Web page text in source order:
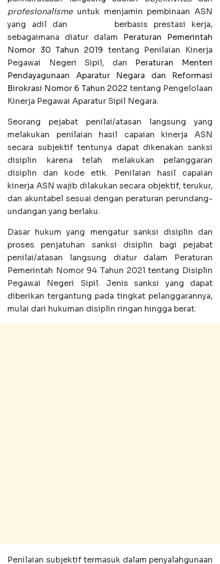
profesionalismeuntuk menjamin pembinaan ASN
yang adil dan berbasis prestasi kerja,
sebagaimana diatur dalam Peraturan Pemerintah
Nomor 30 Tahun 2019 tentang Penilaian Kinerja
Pegawai Negeri Sipil, dan Peraturan Menteri
Pendayagunaan Aparatur Negara dan Reformasi
Birokrasi Nomor 6 Tahun 2022 tentang Pengelolaan
Kinerja Pegawai Aparatur Sipil Negara.
Seorang pejabat penilai/atasan langsung yang
melakukan penilaian hasil capaian kinerja ASN
secara subjektif tentunya dapat dikenakan sanksi
disiplin karena telah melakukan pelanggaran
disiplin dan kode etik. Penilaian hasil capaian
kinerja ASN wajib dilakukan secara objektif, terukur,
dan akuntabel sesuai dengan peraturan perundang-
undangan yang berlaku.
Dasar hukum yang mengatur sanksi disiplin dan
proses penjatuhan sanksi disiplin bagi pejabat
penilai/atasan langsung diatur dalam Peraturan
Pemerintah Nomor 94 Tahun 2021 tentang Disiplin
Pegawai Negeri Sipil. Jenis sanksi yang dapat
diberikan tergantung pada tingkat pelanggarannya,
mulai dari hukuman disiplin ringan hingga berat.
Penilaian subjektif termasuk dalam penyalahgunaan